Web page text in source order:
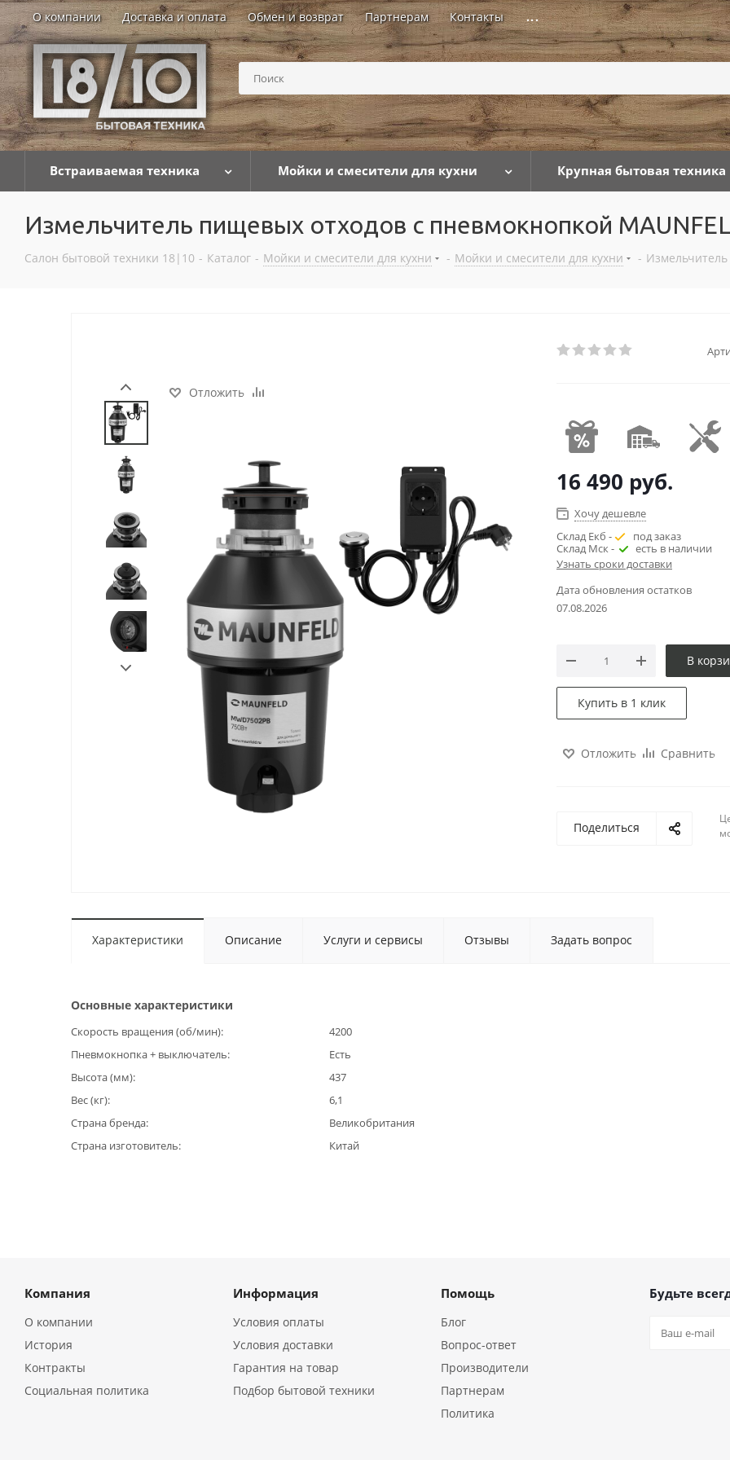
О компании Доставка и оплата Обмен и возврат Партнерам Контакты ...
Встраиваемая техника Мойки и смесители для кухни Крупная бытовая техника
Измельчитель пищевых отходов с пневмокнопкой
Салон бытовой техники 18|10 - Каталог - Мойки и смесители для кухни - Мойки и смесители для кухни -
Отложить
16 490 руб.
Хочу дешевле
Склад Екб -
под заказ
Склад Мск -
есть в наличии
Узнать сроки доставки
Дата обновления остатков
07.08.2026
В
Купить в 1 клик
Отложить Сравнить
Поделиться
Характеристики Описание Услуги и сервисы Отзывы Задать вопрос
Основные характеристики
Скорость вращения (об/мин)
4200
Пневмокнопка + выключатель
Есть
Высота (мм)
437
Вес (кг)
6,1
Страна бренда
Великобритания
Страна изготовитель
Китай
Компания
О компании
История
Контракты
Социальная политика
Информация
Условия оплаты
Условия доставки
Гарантия на товар
Подбор бытовой техники
Помощь
Блог
Вопрос-ответ
Производители
Партнерам
Политика
Будьте